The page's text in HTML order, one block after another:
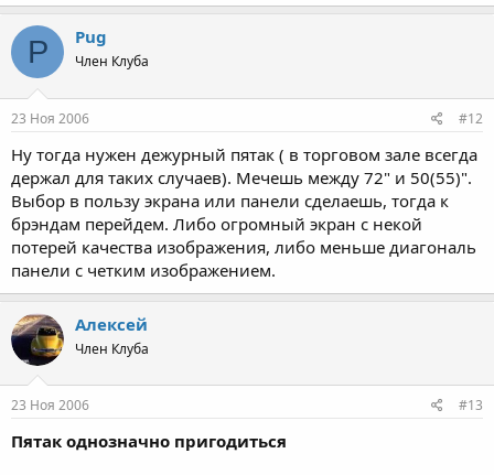
P Pug
Член Клуба
23 Ноя 2006 #12
Ну тогда нужен дежурный пятак ( в торговом зале всегда
держал для таких случаев). Мечешь между 72" и 50(55)".
Выбор в пользу экрана или панели сделаешь, тогда к
брэндам перейдем. Либо огромный экран с некой
потерей качества изображения, либо меньше диагональ
панели с четким изображением.
Алексей
Член Клуба
23 Ноя 2006 #13
Пятак однозначно пригодиться